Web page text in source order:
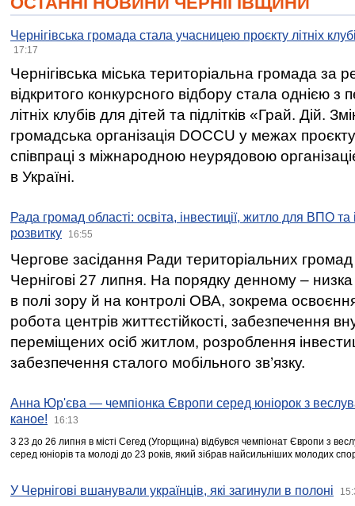
Чернігівська громада стала учасницею проєкту літніх
17:17
Чернігівська міська територіальна громада за
відкритого конкурсного відбору стала однією
літніх клубів для дітей та підлітків «Грай. Дій.
громадська організація DOCCU у межах
співпраці з міжнародною неурядовою
в Україні.
Рада громад області: освіта, інвестиції, житло для ВПО
розвитку
16:55
Чергове засідання Ради територіальних громад
Чернігові 27 липня. На порядку денному –
в полі зору й на контролі ОВА, зокрема освоєння
робота центрів життєстійкості, забезпечення
переміщених осіб житлом, розроблення
забезпечення сталого мобільного зв’язку.
Анна Юр'єва — чемпіонка Європи серед юніорок з
каное!
16:13
З 23 до 26 липня в місті Сегед (Угорщина) відбувся чемпіонат Європи з
серед юніорів та молоді до 23 років, який зібрав найсильніших молодих
У Чернігові вшанували українців, які загинули в полоні